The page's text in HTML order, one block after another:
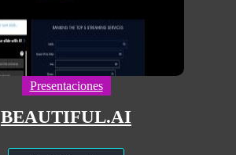
Presentaciones
BEAUTIFUL.AI